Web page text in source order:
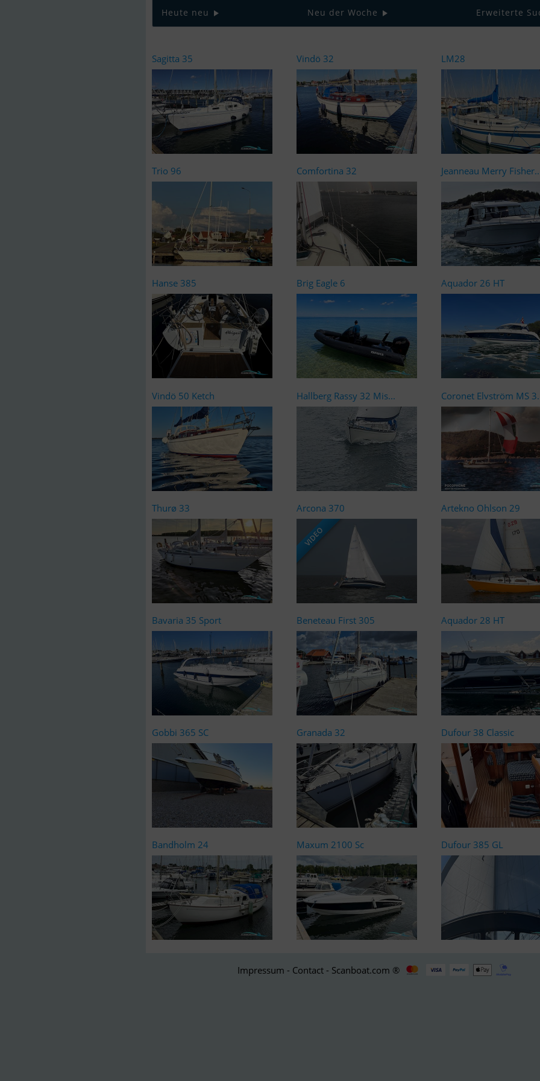
Heute neu Neu der Woche Erweiterte
Sagitta 35 Vindö 32 LM28
Trio 96 Comfortina 32 Jeanneau Merry
Hanse 385 Brig Eagle 6 Aquador 26 HT
Vindö 50 Ketch Hallberg Rassy 32 Mis... Coronet Elvström MS
Thurø 33 Arcona 370
VIDEO
Artekno Ohlson 29
Bavaria 35 Sport Beneteau First 305 Aquador 28 HT
Gobbi 365 SC Granada 32 Dufour 38 Classic
Bandholm 24 Maxum 2100 Sc Dufour 385 GL
Impressum - Contact - Scanboat.com ®